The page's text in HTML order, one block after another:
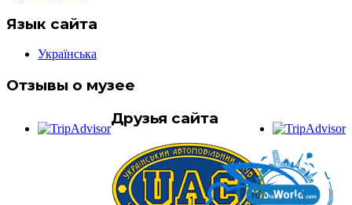
Язык сайта
Українська
Отзывы о музее
Друзья сайта